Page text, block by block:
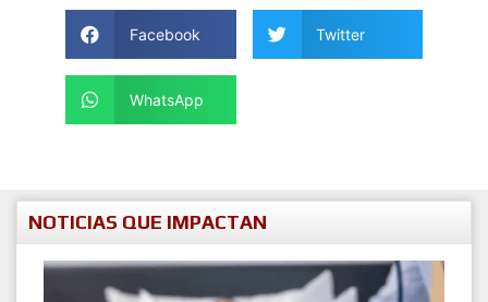
Facebook Twitter
WhatsApp
NOTICIAS QUE IMPACTAN